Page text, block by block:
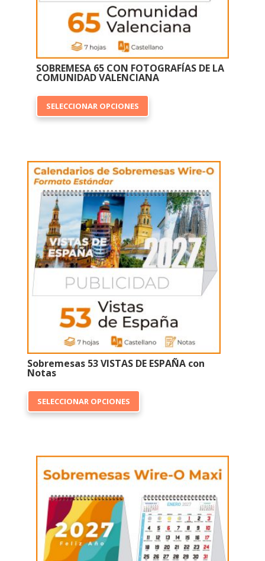
SOBREMESA 65 CON FOTOGRAFÍAS DE LA
COMUNIDAD VALENCIANA
SELECCIONAR OPCIONES
Las
se
pueden
elegir
en
la
página
de
Sobremesas 53 VISTAS DE ESPAÑA con
Notas
SELECCIONAR OPCIONES
Las
opciones
se
pueden
elegir
en
la